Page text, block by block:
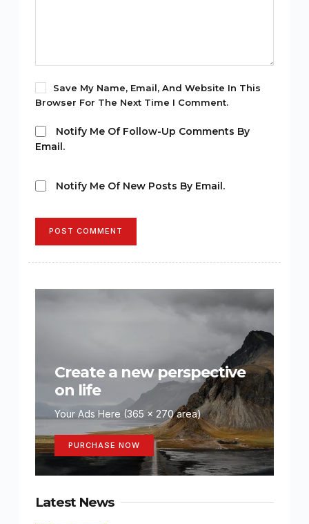
Save My Name, Email, And Website In This
Browser For The Next Time I Comment.
Notify Me Of Follow-Up Comments By
Email.
Notify Me Of New Posts By Email.
POST COMMENT
Create a new perspective
on life
Your Ads Here (365 x 270 area)
PURCHASE NOW
Latest News